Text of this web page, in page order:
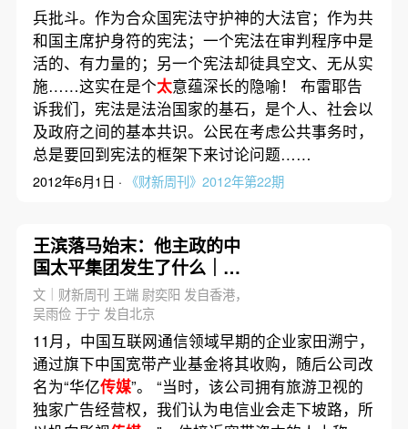
兵批斗。作为合众国宪法守护神的大法官；作为共
和国主席护身符的宪法；一个宪法在审判程序中是
活的、有力量的；另一个宪法却徒具空文、无从实
施……这实在是个太意蕴深长的隐喻！ 布雷耶告
诉我们，宪法是法治国家的基石，是个人、社会以
及政府之间的基本共识。公民在考虑公共事务时，
总是要回到宪法的框架下来讨论问题……
2012年6月1日 · 《财新周刊》2012年第22期
王滨落马始末：他主政的中
国太平集团发生了什么｜市
场解码
文｜财新周刊 王端 尉奕阳 发自香港，
吴雨俭 于宁 发自北京
11月，中国互联网通信领域早期的企业家田溯宁，
通过旗下中国宽带产业基金将其收购，随后公司改
名为“华亿传媒”。 “当时，该公司拥有旅游卫视的
独家广告经营权，我们认为电信业会走下坡路，所